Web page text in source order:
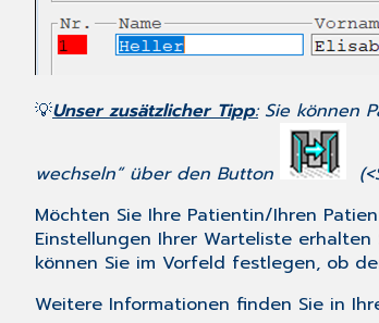
💡Unser zusätzlicher Tipp:Sie können
wechseln“ über den Button
Möchten Sie Ihre Patientin/Ihren
Einstellungen Ihrer Warteliste
können Sie im Vorfeld festlegen, ob
Weitere Informationen finden Sie in